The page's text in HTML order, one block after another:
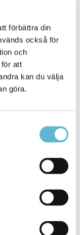
förbättra din
också för
och
att
kan du välja
göra.